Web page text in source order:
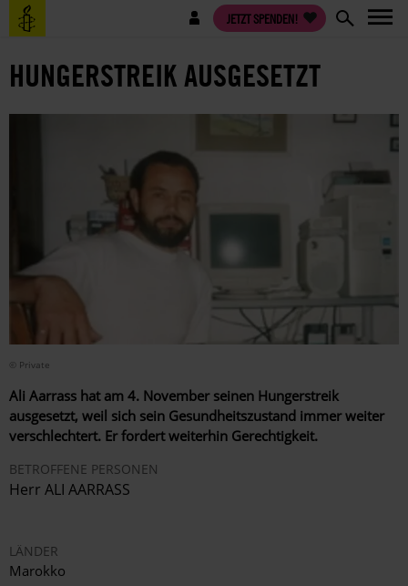
Direkt
zum
Benutzermenü JETZT SPENDEN!
HUNGERSTREIK AUSGESETZT
© Private
Ali Aarrass hat am 4. November seinen Hungerstreik
ausgesetzt, weil sich sein Gesundheitszustand immer weiter
verschlechtert. Er fordert weiterhin Gerechtigkeit.
BETROFFENE PERSONEN
Herr ALI AARRASS
LÄNDER
Marokko